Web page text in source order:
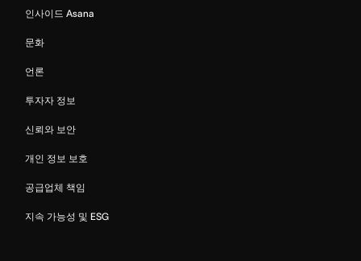
인사이드 Asana
문화
언론
투자자 정보
신뢰와 보안
개인 정보 보호
공급업체 책임
지속 가능성 및 ESG